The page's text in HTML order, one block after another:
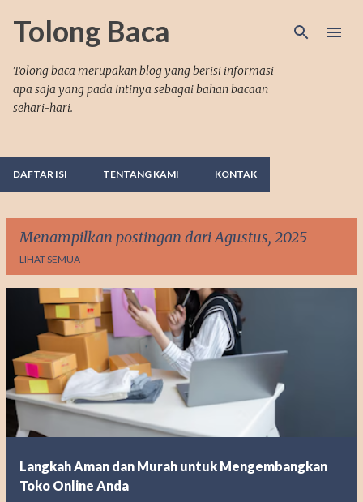
Langsung ke konten utama
Tolong Baca
Tolong baca merupakan blog yang berisi informasi
apa saja yang pada intinya sebagai bahan bacaan
sehari-hari.
DAFTAR ISI TENTANG KAMI KONTAK
Menampilkan postingan dari Agustus, 2025
LIHAT SEMUA
t
n
Langkah Aman dan Murah untuk Mengembangkan
Toko Online Anda